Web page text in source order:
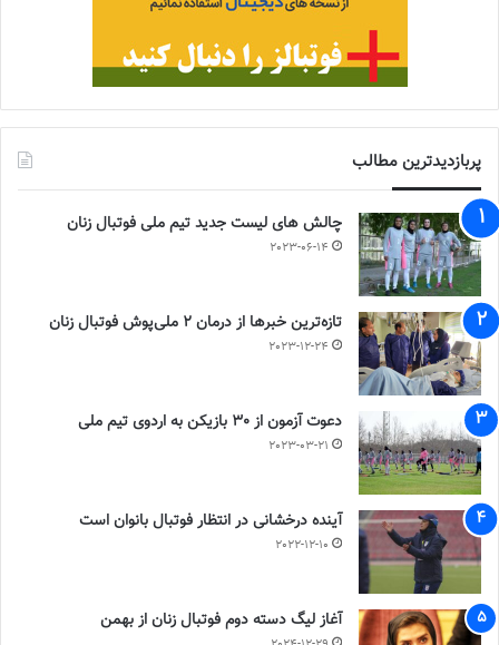
پربازدیدترین مطالب
چالش هاى ليست جدید تيم ملى فوتبال زنان
2023-06-14
تازه‌ترین خبرها از درمان ۲ ملی‌پوش فوتبال زنان
2023-12-24
دعوت آزمون از 30 بازیکن به اردوی تیم ملی
2023-03-21
آینده درخشانی در انتظار فوتبال بانوان است
2022-12-10
آغاز لیگ دسته دوم فوتبال زنان از بهمن